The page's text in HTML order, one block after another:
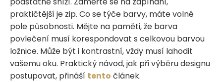
praktičtější je zip. Co se týče barvy, máte volné
pole působnosti. Mějte na paměti, že barva
povlečení musí korespondovat s celkovou barvou
ložnice. Může být i kontrastní, vždy musí lahodit
vašemu oku. Praktický návod, jak při výběru designu
postupovat, přináší tento článek.